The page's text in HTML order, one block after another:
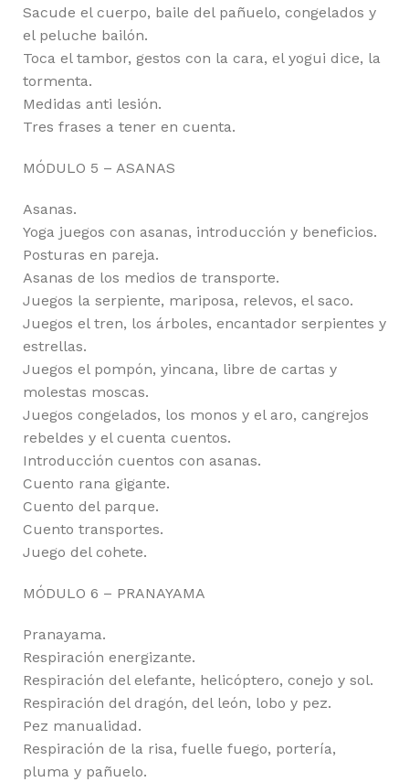
Sacude el cuerpo, baile del pañuelo, congelados y
el peluche bailón.
Toca el tambor, gestos con la cara, el yogui dice, la
tormenta.
Medidas anti lesión.
Tres frases a tener en cuenta.
MÓDULO 5 – ASANAS
Asanas.
Yoga juegos con asanas, introducción y beneficios.
Posturas en pareja.
Asanas de los medios de transporte.
Juegos la serpiente, mariposa, relevos, el saco.
Juegos el tren, los árboles, encantador serpientes y
estrellas.
Juegos el pompón, yincana, libre de cartas y
molestas moscas.
Juegos congelados, los monos y el aro, cangrejos
rebeldes y el cuenta cuentos.
Introducción cuentos con asanas.
Cuento rana gigante.
Cuento del parque.
Cuento transportes.
Juego del cohete.
MÓDULO 6 – PRANAYAMA
Pranayama.
Respiración energizante.
Respiración del elefante, helicóptero, conejo y sol.
Respiración del dragón, del león, lobo y pez.
Pez manualidad.
Respiración de la risa, fuelle fuego, portería,
pluma y pañuelo.